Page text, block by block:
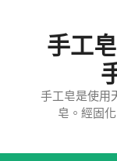
手工
手工皂是使用
皂。經固